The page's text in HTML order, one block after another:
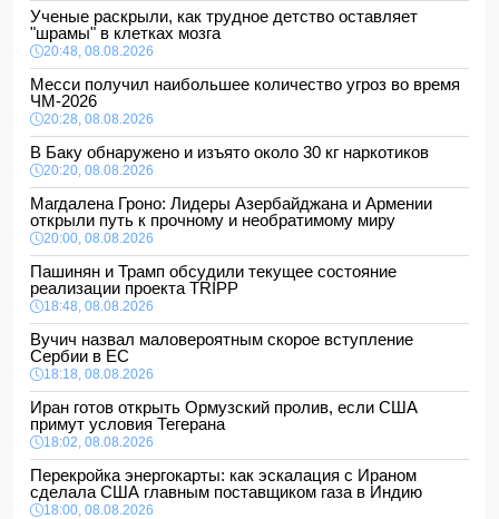
Ученые раскрыли, как трудное детство оставляет
"шрамы" в клетках мозга
20:48, 08.08.2026
Месси получил наибольшее количество угроз во время
ЧМ-2026
20:28, 08.08.2026
В Баку обнаружено и изъято около 30 кг наркотиков
20:20, 08.08.2026
Магдалена Гроно: Лидеры Азербайджана и Армении
открыли путь к прочному и необратимому миру
20:00, 08.08.2026
Пашинян и Трамп обсудили текущее состояние
реализации проекта TRIPP
18:48, 08.08.2026
Вучич назвал маловероятным скорое вступление
Сербии в ЕС
18:18, 08.08.2026
Иран готов открыть Ормузский пролив, если США
примут условия Тегерана
18:02, 08.08.2026
Перекройка энергокарты: как эскалация с Ираном
сделала США главным поставщиком газа в Индию
18:00, 08.08.2026